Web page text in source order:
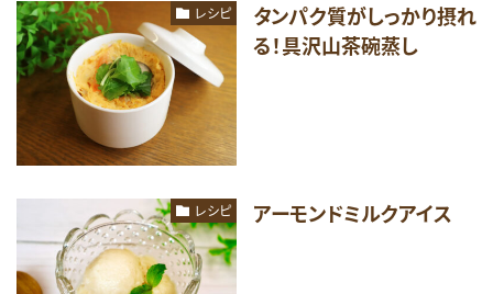
レシピ
タンパク質がしっかり摂れ
る！具沢山茶碗蒸し
レシピ アーモンドミルクアイス